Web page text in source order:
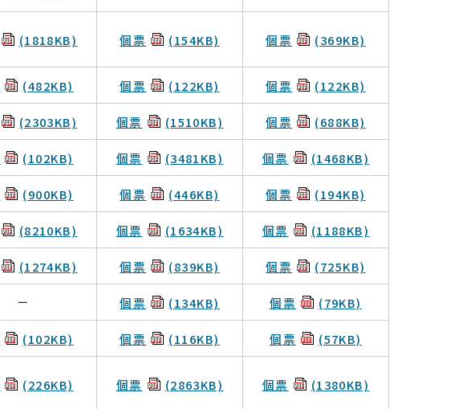
(1818KB) 個票 (154KB) 個票 (369KB)
(482KB) 個票 (122KB) 個票 (122KB)
(2303KB) 個票 (1510KB) 個票 (688KB)
(102KB) 個票 (3481KB) 個票 (1468KB)
(900KB) 個票 (446KB) 個票 (194KB)
(8210KB) 個票 (1634KB) 個票 (1188KB)
(1274KB) 個票 (839KB) 個票 (725KB)
－ 個票 (134KB) 個票 (79KB)
(102KB) 個票 (116KB) 個票 (57KB)
(226KB) 個票 (2863KB) 個票 (1380KB)